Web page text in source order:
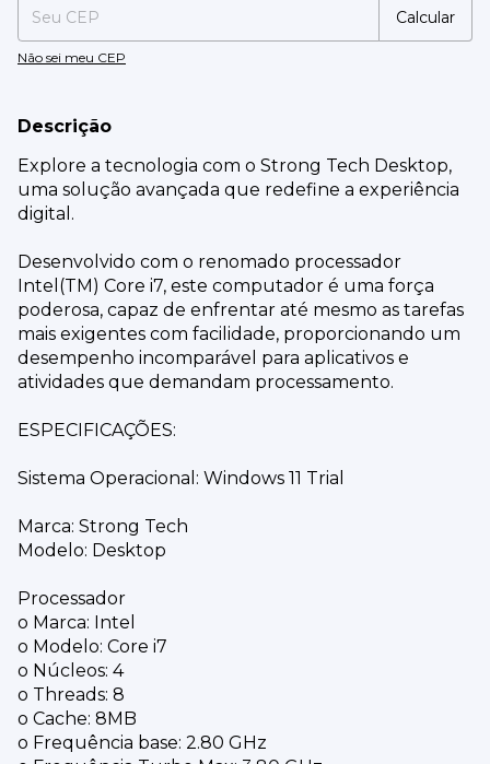
Calcular
Não sei meu CEP
Descrição
Explore a tecnologia com o Strong Tech Desktop,
uma solução avançada que redefine a experiência
digital.
Desenvolvido com o renomado processador
Intel(TM) Core i7, este computador é uma força
poderosa, capaz de enfrentar até mesmo as tarefas
mais exigentes com facilidade, proporcionando um
desempenho incomparável para aplicativos e
atividades que demandam processamento.
ESPECIFICAÇÕES:
Sistema Operacional: Windows 11 Trial
Marca: Strong Tech
Modelo: Desktop
Processador
o Marca: Intel
o Modelo: Core i7
o Núcleos: 4
o Threads: 8
o Cache: 8MB
o Frequência base: 2.80 GHz